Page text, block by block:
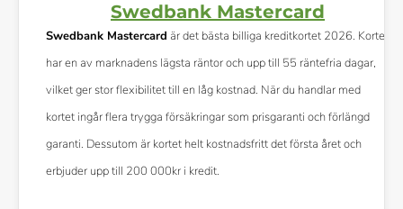
Swedbank Mastercard
Swedbank Mastercard är det bästa billiga kreditkortet 2026. Kortet
har en av marknadens lägsta räntor och upp till 55 räntefria dagar,
vilket ger stor flexibilitet till en låg kostnad. När du handlar med
kortet ingår flera trygga försäkringar som prisgaranti och förlängd
garanti. Dessutom är kortet helt kostnadsfritt det första året och
erbjuder upp till 200 000kr i kredit.